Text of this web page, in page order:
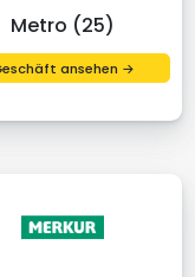
Metro (25)
ansehen →